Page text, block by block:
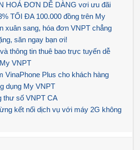
HOÁ ĐƠN DỄ DÀNG vơi ưu đãi
TỐI ĐA 100.000 đồng trên My
xuân sang, hóa đơn VNPT chẳng
săn ngay bạn ơi!
thông tin thuê bao trực tuyến dễ
VNPT
VinaPhone Plus cho khách hàng
dụng My VNPT
thư số VNPT CA
kết nối dịch vụ với máy 2G không